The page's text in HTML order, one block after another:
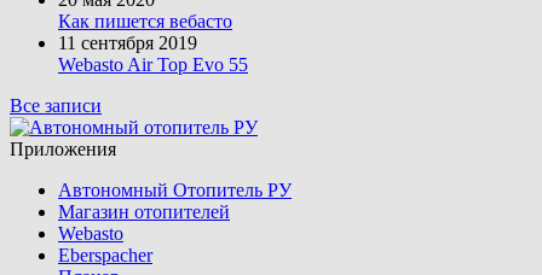
Как пишется вебасто
11 сентября 2019
Webasto Air Top Evo 55
Все записи
Приложения
Автономный Отопитель РУ
Магазин отопителей
Webasto
Eberspacher